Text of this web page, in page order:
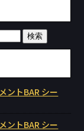
ントBAR シー
ントBAR シー